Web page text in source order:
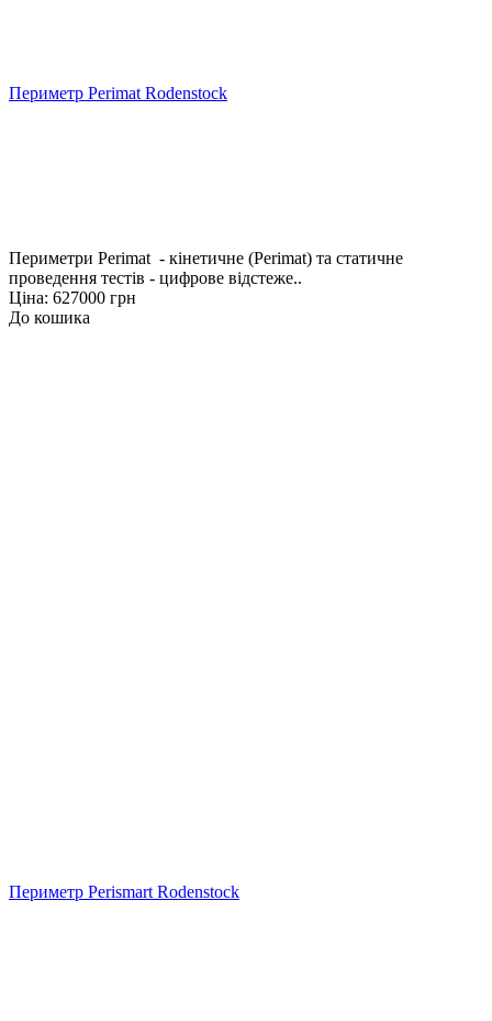
Периметр Perimat Rodenstock
Периметри Perimat - кінетичне (Perimat) та статичне
проведення тестів - цифрове відстеже..
Ціна: 627000 грн
До кошика
Периметр Perismart Rodenstock